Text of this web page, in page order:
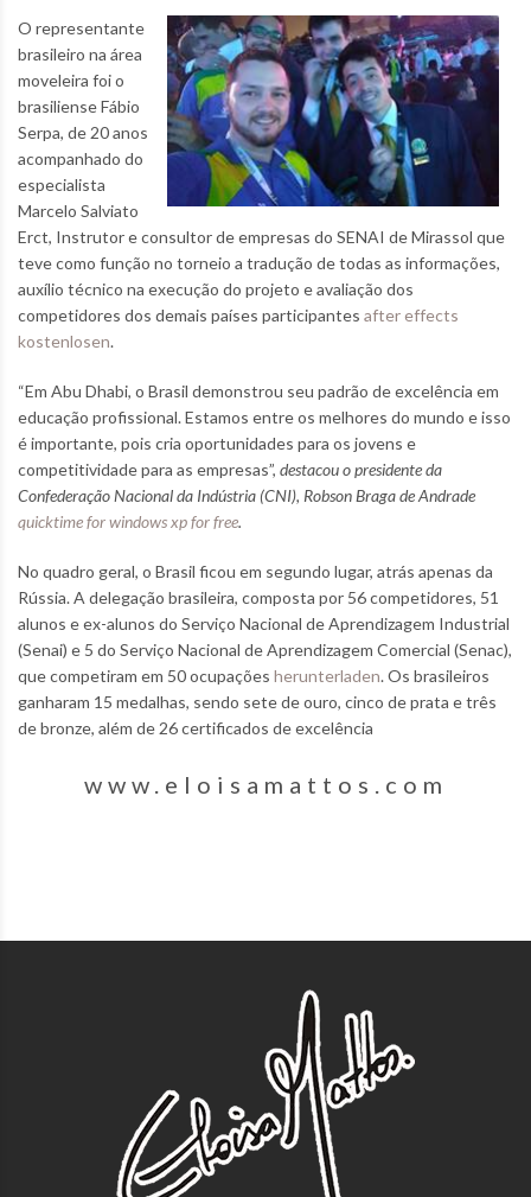
O representante
brasileiro na área
moveleira foi o
brasiliense Fábio
Serpa, de 20 anos
acompanhado do
especialista
Marcelo Salviato
Erct, Instrutor e consultor de empresas do SENAI de Mirassol que
teve como função no torneio a tradução de todas as informações,
auxílio técnico na execução do projeto e avaliação dos
competidores dos demais países participantes after effects
kostenlosen.
“Em Abu Dhabi, o Brasil demonstrou seu padrão de excelência em
educação profissional. Estamos entre os melhores do mundo e isso
é importante, pois cria oportunidades para os jovens e
competitividade para as empresas”, destacou o presidente da
Confederação Nacional da Indústria (CNI), Robson Braga de Andrade
quicktime for windows xp for free.
No quadro geral, o Brasil ficou em segundo lugar, atrás apenas da
Rússia. A delegação brasileira, composta por 56 competidores, 51
alunos e ex-alunos do Serviço Nacional de Aprendizagem Industrial
(Senai) e 5 do Serviço Nacional de Aprendizagem Comercial (Senac),
que competiram em 50 ocupações herunterladen. Os brasileiros
ganharam 15 medalhas, sendo sete de ouro, cinco de prata e três
de bronze, além de 26 certificados de excelência
www.eloisamattos.com